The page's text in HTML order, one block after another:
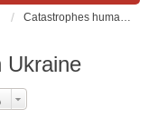
Catastrophes humanitaires, naturelles, climatiques et industrielles
Ukraine